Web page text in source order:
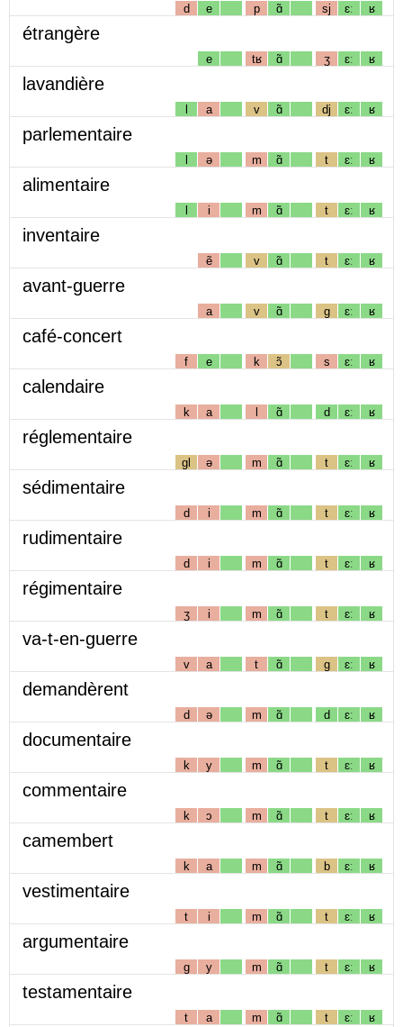
d e p ɑ̃ sj ɛː ʁ
étrangère
e tʁ ɑ̃ ʒ ɛː ʁ
lavandière
l a v ɑ̃ dj ɛː ʁ
parlementaire
l ə m ɑ̃ t ɛː ʁ
alimentaire
l i m ɑ̃ t ɛː ʁ
inventaire
ẽ v ɑ̃ t ɛː ʁ
avant-guerre
a v ɑ̃ g ɛː ʁ
café-concert
f e k ɔ̃ s ɛː ʁ
calendaire
k a l ɑ̃ d ɛː ʁ
réglementaire
gl ə m ɑ̃ t ɛː ʁ
sédimentaire
d i m ɑ̃ t ɛː ʁ
rudimentaire
d i m ɑ̃ t ɛː ʁ
régimentaire
ʒ i m ɑ̃ t ɛː ʁ
va-t-en-guerre
v a t ɑ̃ g ɛː ʁ
demandèrent
d ə m ɑ̃ d ɛː ʁ
documentaire
k y m ɑ̃ t ɛː ʁ
commentaire
k ɔ m ɑ̃ t ɛː ʁ
camembert
k a m ɑ̃ b ɛː ʁ
vestimentaire
t i m ɑ̃ t ɛː ʁ
argumentaire
g y m ɑ̃ t ɛː ʁ
testamentaire
t a m ɑ̃ t ɛː ʁ